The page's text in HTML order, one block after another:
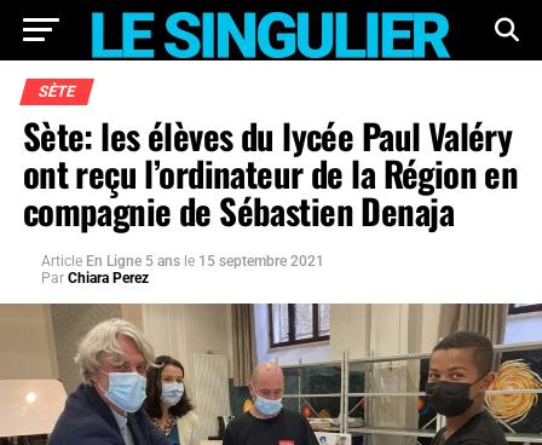
SÈTE
Sète: les élèves du lycée Paul Valéry
ont reçu l’ordinateur de la Région en
compagnie de Sébastien Denaja
Article En Ligne 5 ans le 15 septembre 2021
Par Chiara Perez